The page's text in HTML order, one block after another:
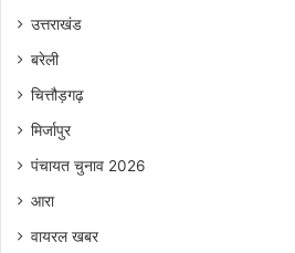
उत्तराखंड
बरेली
चित्तौड़गढ़
मिर्जापुर
पंचायत चुनाव 2026
आरा
वायरल खबर